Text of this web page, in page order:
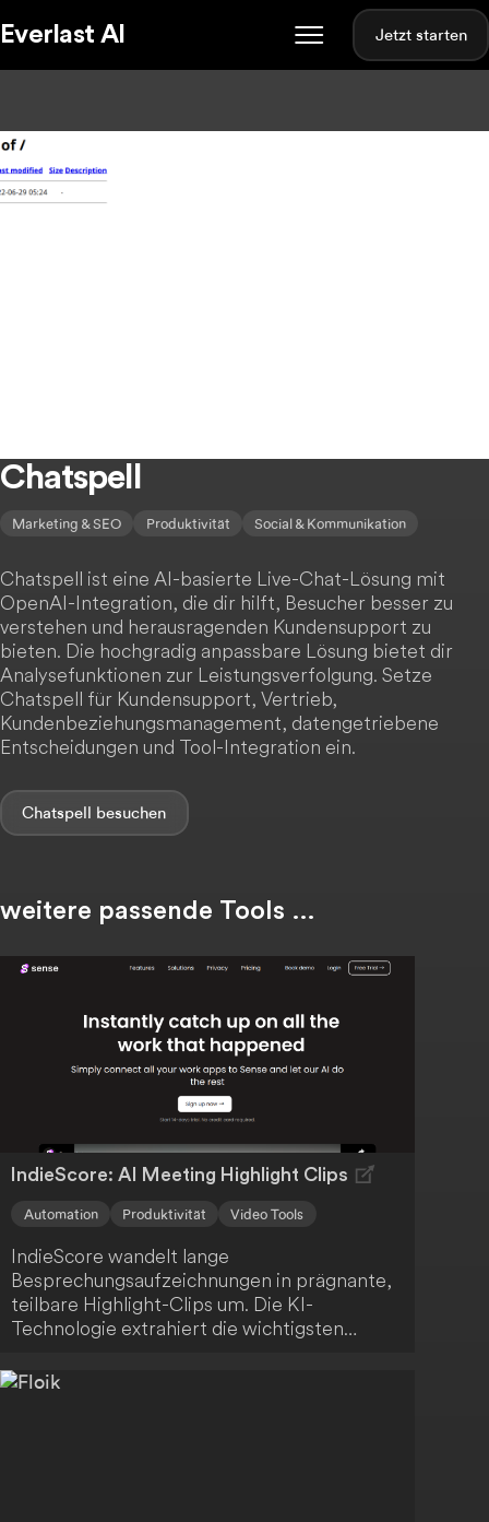
Everlast AI Jetzt starten
Chatspell
Marketing & SEO Produktivität Social & Kommunikation
Chatspell ist eine AI-basierte Live-Chat-Lösung mit
OpenAI-Integration, die dir hilft, Besucher besser zu
verstehen und herausragenden Kundensupport zu
bieten. Die hochgradig anpassbare Lösung bietet dir
Analysefunktionen zur Leistungsverfolgung. Setze
Chatspell für Kundensupport, Vertrieb,
Kundenbeziehungsmanagement, datengetriebene
Entscheidungen und Tool-Integration ein.
Chatspell
weitere passende Tools …
IndieScore: AI Meeting Highlight Clips
Automation Produktivität Video Tools
IndieScore wandelt lange
Besprechungsaufzeichnungen in prägnante,
teilbare Highlight-Clips um. Die KI-
Technologie extrahiert die wichtigsten
Team oder deine Kunden nur mit den